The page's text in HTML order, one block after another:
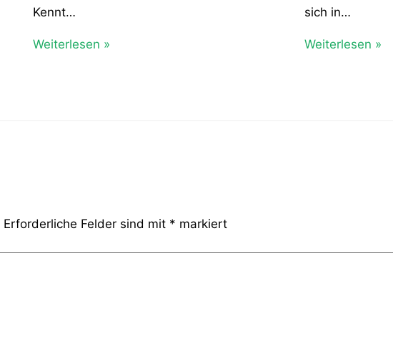
Kennt…
Weiterlesen »
sich in…
Weiterlesen »
Erforderliche Felder sind mit * markiert